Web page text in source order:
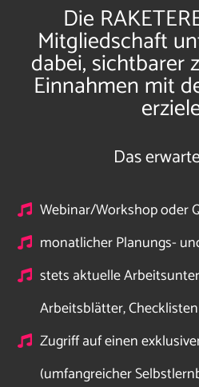
Die
Mitgliedschaft
dabei, sichtbarer
Einnahmen mit
Das
Webinar/Workshop oder
monatlicher Planungs-
stets aktuelle
Arbeitsblätter,
Zugriff auf einen
(umfangreicher